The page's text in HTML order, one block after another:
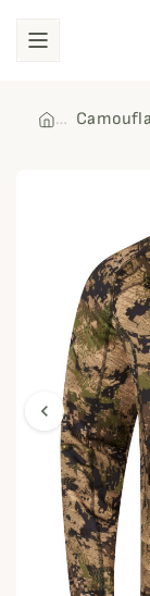
chevron_left